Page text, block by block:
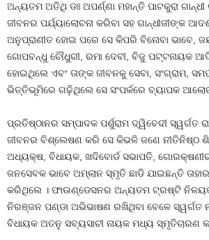
ଅନ୍ୟତମ ଅତିଥି ଡଃ ଅପର୍ଣ୍ଣା ମହାନ୍ତି ପାଟକୁରା
ଜୀବନର ପର୍ଯ୍ୟାଲୋଚନା କରିବା ସହ ଗାନ୍ଧୀଜୀଙ୍କ
ଅନୁପ୍ରାଣୀତ ହୋଇ ପରେ ସେ କିପରି ବିନୋବା ଭାବେ,
ଗୋପବନ୍ଧୁ ଚୌଧୁରୀ, ରମା ଦେବୀ, ବିଜୁ ପଟ୍ଟନାୟକ
ହୋଇଥିଲେ ଏବଂ ତାଙ୍କ ଜୀବନକୁ ସେବା, ସଂଗ୍ରାମ,
ଭିତ୍ତିଭୂମିରେ ଗଢ଼ିଥିଲେ ସେ ସଂପର୍କରେ ବ୍ୟାପକ
ପ୍ରତିଷ୍ଠାନର ସମ୍ପାଦକ ପର୍ଶୁରାମ ଦ୍ୱିବେଦୀ ସ୍ୱର୍ଗତ
ଜୀବନର ବିଶ୍ଲେଷଣ କରି ସେ କିଭଳି ଜଣେ ନୀତିନିଷ୍ଠ
ଅଧ୍ୟକ୍ଷ, ବିଧାୟକ, ଖଦିବୋର୍ଡ ସଭାପତି, ଗୋରକ୍ଷଣୀର
ଜନସେବକ ଭାବେ ଅମ୍ଲାନ ସ୍ମୃତି ଛାଡି ଯାଇଛନ୍ତି
କରିଥିଲେ । ଫାଉଣ୍ଡେସନର ଅନ୍ୟତମ ଟ୍ରଷ୍ଟି
ନିରଞ୍ଜନ ପଣ୍ଡା ଅଭିଭାଷଣ ରଖିଥିବା ବେଳେ ସ୍ୱର୍ଗତ
ବିଧାୟକ ଅତନୁ ସବ୍ୟସାଚୀ ନାୟକ ମଧ୍ୟ ସ୍ମୃତିଚାରଣ